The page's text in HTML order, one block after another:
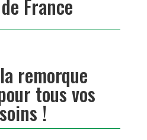
France
remorque
tous vos
!